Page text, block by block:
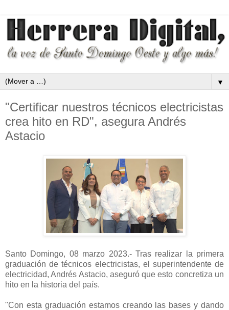
▼
"Certificar nuestros técnicos electricistas
crea hito en RD", asegura Andrés
Astacio
Santo Domingo, 08 marzo 2023.- Tras realizar la primera
graduación de técnicos electricistas, el superintendente de
electricidad, Andrés Astacio, aseguró que esto concretiza un
hito en la historia del país.
"Con esta graduación estamos creando las bases y dando